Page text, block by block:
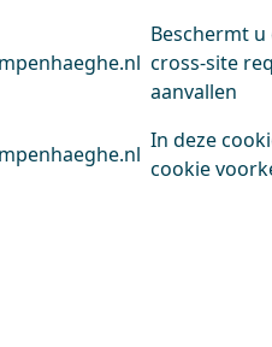
Beschermt
cross-site
aanvallen
In deze
cookie